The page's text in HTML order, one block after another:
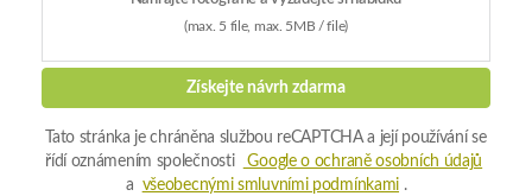
(max. 5 file, max. 5MB / file)
Získejte návrh zdarma
Tato stránka je chráněna službou reCAPTCHA a její používání se
řídí oznámením společnosti
Google o ochraně osobních údajů
a všeobecnými smluvními podmínkami .